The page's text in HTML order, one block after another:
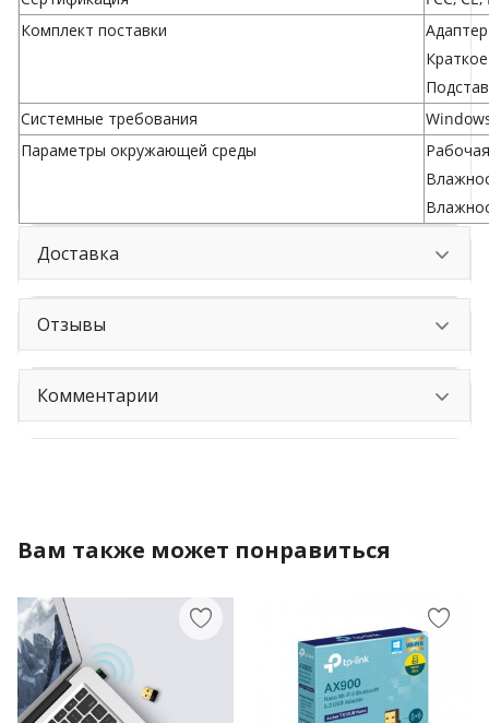
Комплект поставки
Адаптер
Системные требования
Параметры окружающей среды
Доставка
Отзывы
Комментарии
Вам также может понравиться